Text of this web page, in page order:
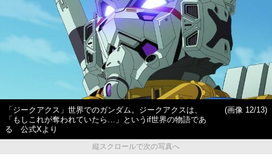
「ジークアクス」世界でのガンダム。ジークアクスは、
「もしこれが奪われていたら…」というif世界の物語であ
る 公式Xより
(画像 12/13)
縦スクロールで次の写真へ